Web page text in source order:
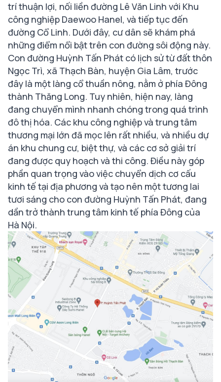
trí thuận lợi, nối liền đường Lê Văn Linh với Khu
công nghiệp Daewoo Hanel, và tiếp tục đến
đường Cổ Linh. Dưới đây, cư dân sẽ khám phá
những điểm nổi bật trên con đường sôi động này.
Con đường Huỳnh Tấn Phát có lịch sử từ đất thôn
Ngọc Trì, xã Thạch Bàn, huyện Gia Lâm, trước
đây là một làng cổ thuần nông, nằm ở phía Đông
thành Thăng Long. Tuy nhiên, hiện nay, làng
đang chuyển mình nhanh chóng trong quá trình
đô thị hóa. Các khu công nghiệp và trung tâm
thương mại lớn đã mọc lên rất nhiều, và nhiều dự
án khu chung cư, biệt thự, và các cơ sở giải trí
đang được quy hoạch và thi công. Điều này góp
phần quan trọng vào việc chuyển dịch cơ cấu
kinh tế tại địa phương và tạo nên một tương lai
tươi sáng cho con đường Huỳnh Tấn Phát, đang
dần trở thành trung tâm kinh tế phía Đông của
Hà Nội.